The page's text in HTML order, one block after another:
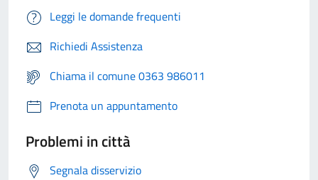
Leggi le domande frequenti
Richiedi Assistenza
Chiama il comune 0363 986011
Prenota un appuntamento
Problemi in città
Segnala disservizio